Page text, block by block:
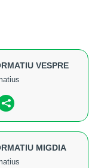
VESPRE
MIGDIA